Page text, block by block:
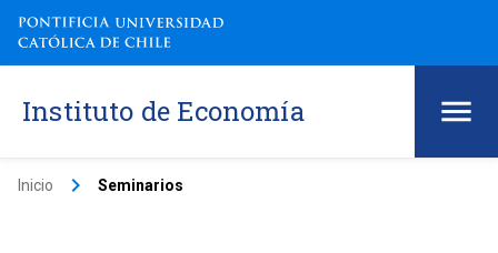
Instituto de Economía
Inicio keyboard_arrow_right Seminarios